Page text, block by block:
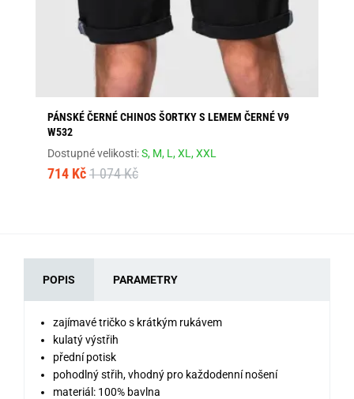
PÁNSKÉ ČERNÉ CHINOS ŠORTKY S LEMEM ČERNÉ V9
W532
Dostupné velikosti:S, M, L,XL,XXL
714 Kč 1 074 Kč
POPIS PARAMETRY
zajímavé tričko s krátkým rukávem
kulatý výstřih
přední potisk
pohodlný střih, vhodný pro každodenní nošení
materiál: 100% bavlna